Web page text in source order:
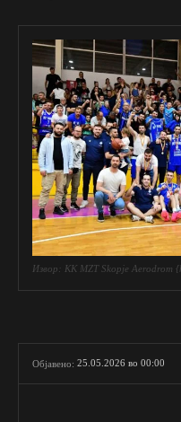
Извор: KK MZT Skopje Aerodrom
Објавено: 25.05.2026 во 00:00